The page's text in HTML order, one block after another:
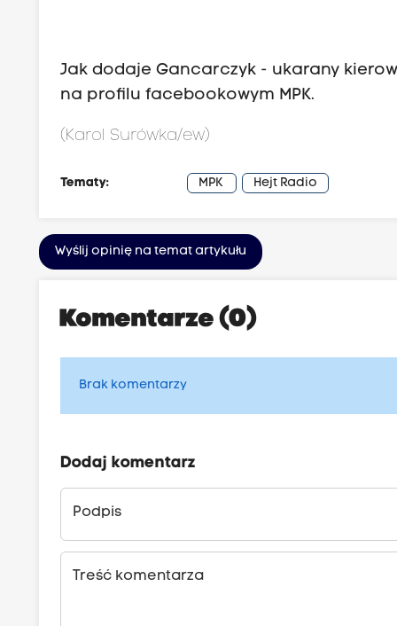
Jak dodaje Gancarczyk - ukarany
na profilu facebookowym MPK.
(Karol Surówka/ew)
Tematy: MPK Hejt Radio
Wyślij opinię na temat artykułu
Komentarze (0)
Brak komentarzy
Dodaj komentarz
Podpis
Treść komentarza